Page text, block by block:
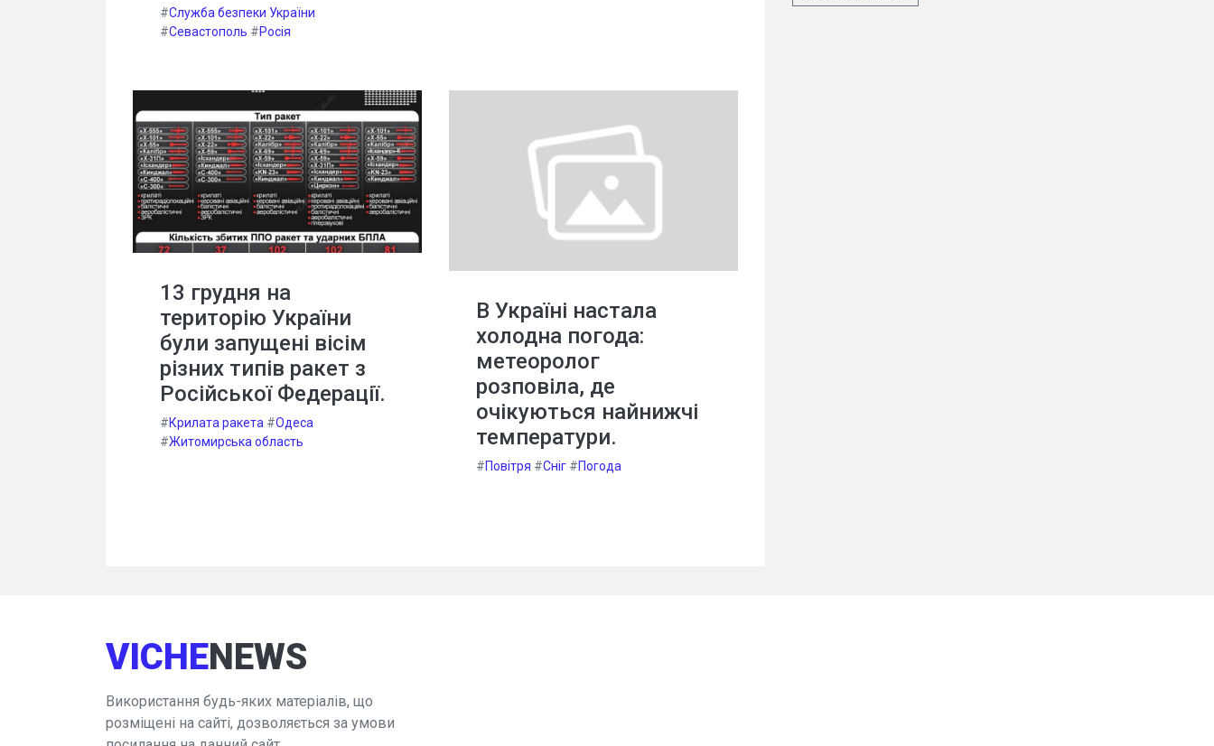
#Служба безпеки України
#Севастополь #Росія
13 грудня на
територію України
були запущені вісім
різних типів ракет з
Російської Федерації.
#Крилата ракета #Одеса
#Житомирська область
В Україні настала
холодна погода:
метеоролог
розповіла, де
очікуються найнижчі
температури.
#Повітря #Сніг #Погода
VICHENEWS
Використання будь-яких матеріалів, що
розміщені на сайті, дозволяється за умови